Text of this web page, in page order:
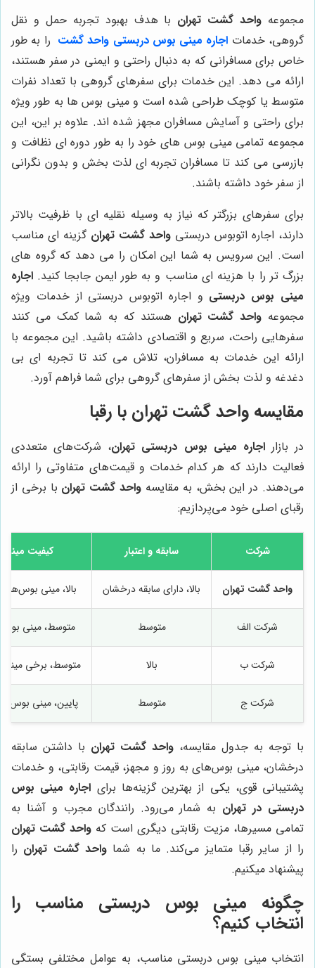
مجموعه واحد گشت تهران با هدف بهبود تجربه حمل و نقل
گروهی، خدمات اجاره مینی بوس دربستی واحد گشت را به طور
خاص برای مسافرانی که به دنبال راحتی و ایمنی در سفر هستند،
ارائه می دهد. این خدمات برای سفرهای گروهی با تعداد نفرات
متوسط یا کوچک طراحی شده است و مینی بوس ها به طور ویژه
برای راحتی و آسایش مسافران مجهز شده اند. علاوه بر این، این
مجموعه تمامی مینی بوس های خود را به طور دوره ای نظافت و
بازرسی می کند تا مسافران تجربه ای لذت بخش و بدون نگرانی
از سفر خود داشته باشند.
برای سفرهای بزرگتر که نیاز به وسیله نقلیه ای با ظرفیت بالاتر
دارند، اجاره اتوبوس دربستی واحد گشت تهران گزینه ای مناسب
است. این سرویس به شما این امکان را می دهد که گروه های
بزرگ تر را با هزینه ای مناسب و به طور ایمن جابجا کنید. اجاره
مینی بوس دربستی و اجاره اتوبوس دربستی از خدمات ویژه
مجموعه واحد گشت تهران هستند که به شما کمک می کنند
سفرهایی راحت، سریع و اقتصادی داشته باشید. این مجموعه با
ارائه این خدمات به مسافران، تلاش می کند تا تجربه ای بی
دغدغه و لذت بخش از سفرهای گروهی برای شما فراهم آورد.
مقایسه واحد گشت تهران با رقبا
در بازاراجاره مینی بوس دربستی تهران، شرکت‌های متعددی
فعالیت دارند که هر کدام خدمات و قیمت‌های متفاوتی را ارائه
می‌دهند. در این بخش، به مقایسه واحد گشت تهران با برخی از
رقبای اصلی خود می‌پردازیم:
شرکت سابقه و اعتبار کیفیت
واحد گشت تهران بالا، دارای سابقه درخشان بالا، مینی
شرکت الف متوسط متوسط، مینی
شرکت ب بالا متوسط، برخی
شرکت ج متوسط پایین، مینی
با توجه به جدول مقایسه، واحد گشت تهران با داشتن سابقه
درخشان، مینی بوس‌های به روز و مجهز، قیمت رقابتی، و خدمات
پشتیبانی قوی، یکی از بهترین گزینه‌ها برای اجاره مینی بوس
دربستی در تهران به شمار می‌رود. رانندگان مجرب و آشنا به
تمامی مسیرها، مزیت رقابتی دیگری است که واحد گشت تهران
را از سایر رقبا متمایز می‌کند. ما به شما واحد گشت تهران را
پیشنهاد میکنیم.
چگونه مینی بوس دربستی مناسب را
انتخاب کنیم؟
انتخاب مینی بوس دربستی مناسب، به عوامل مختلفی بستگی